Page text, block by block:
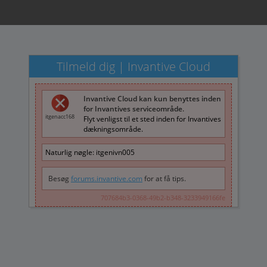
Tilmeld dig | Invantive Cloud
itgenacc168
Invantive Cloud kan kun benyttes inden
for Invantives serviceområde.
Flyt venligst til et sted inden for Invantives
dækningsområde.
Naturlig nøgle: itgenivn005
Besøg forums.invantive.com for at få tips.
707684b3-0368-49b2-b348-3233949166fe